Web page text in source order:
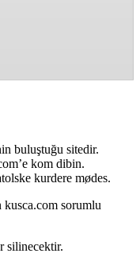
buluştuğu sitedir.
kom dibin.
kurdere mødes.
kusca.com sorumlu
silinecektir.